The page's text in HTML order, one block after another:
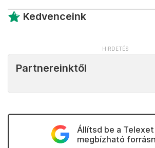
Kedvenceink
Partnereinktől
Állítsd be a Telexet
megbízható